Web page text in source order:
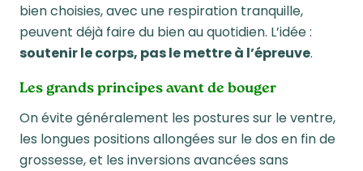
bien choisies, avec une respiration tranquille,
peuvent déjà faire du bien au quotidien. L’idée :
soutenir le corps, pas le mettre à l’épreuve.
Les grands principes avant de bouger
On évite généralement les postures sur le ventre,
les longues positions allongées sur le dos en fin de
grossesse, et les inversions avancées sans